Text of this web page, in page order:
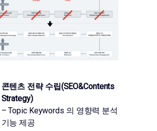
콘텐츠 전략 수립(SEO&Contents
Strategy)
– Topic Keywords 의 영향력 분석
기능 제공